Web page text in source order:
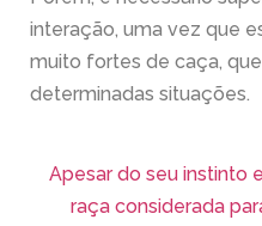
interação, uma vez que
muito fortes de caça,
determinadas situações.
Apesar do seu instinto
raça considerada